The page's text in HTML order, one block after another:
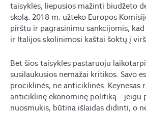
taisyklės, liepusios mažinti biudžeto
skolą. 2018 m. užteko Europos
pirštu ir pagrasinimu sankcijomis,
ir Italijos skolinimosi kaštai šoktų į
Bet šios taisyklės pastaruoju
susilaukusios nemažai kritikos. Savo
prociklinės, ne anticiklinės. Keynesas
anticiklinę ekonominę politiką – jeigu
nuosmukis, būtina išlaidas didinti, o